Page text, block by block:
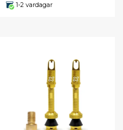
1-2 vardagar